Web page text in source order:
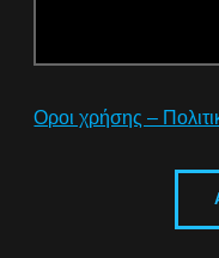
Οροι χρήσης –